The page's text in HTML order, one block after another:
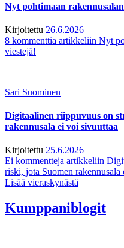
Nyt pohtimaan
Kirjoitettu 26.6.2026
8 kommenttia artikkeliin Nyt
viestejä!
Sari Suominen
Digitaalinen riippuvuus on
rakennusala ei voi sivuuttaa
Kirjoitettu 25.6.2026
Ei kommentteja artikkeliin
riski, jota Suomen rakennusala
Lisää vieraskynästä
Kumppaniblogit